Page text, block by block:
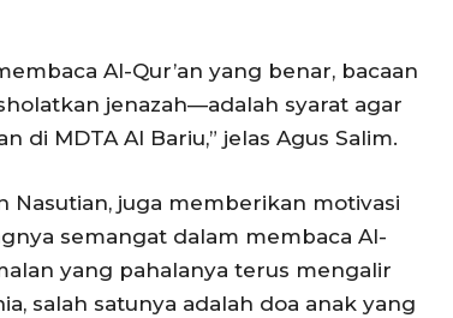
Al-Qur’an yang benar, bacaan
jenazah—adalah syarat agar
di MDTA Al Bariu,” jelas Agus Salim.
Nasutian, juga memberikan motivasi
semangat dalam membaca Al-
yang pahalanya terus mengalir
salah satunya adalah doa anak yang